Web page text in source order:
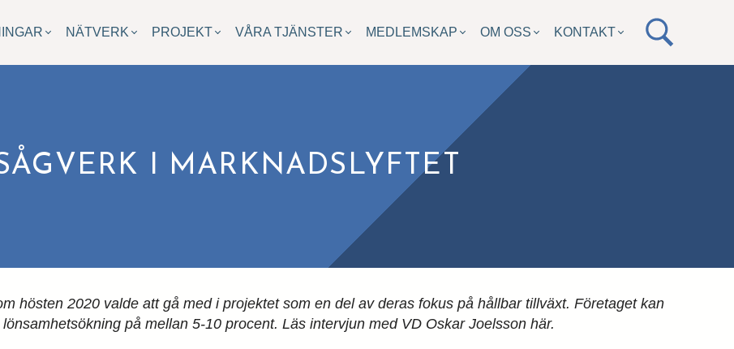
NÄTVERK PROJEKT VÅRA TJÄNSTER MEDLEMSKAP OM OSS KONTAKT
I MARKNADSLYFTET
hösten 2020 valde att gå med i projektet som en del av deras fokus på hållbar tillväxt. Företaget kan
på mellan 5-10 procent. Läs intervjun med VD Oskar Joelsson här.